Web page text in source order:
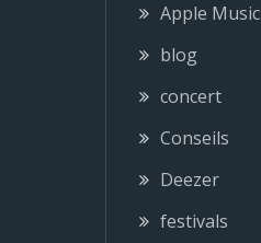
Apple Music
blog
concert
Conseils
Deezer
festivals